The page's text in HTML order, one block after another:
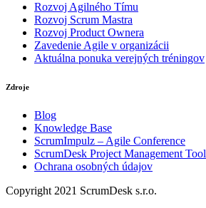
Rozvoj Agilného Tímu
Rozvoj Scrum Mastra
Rozvoj Product Ownera
Zavedenie Agile v organizácii
Aktuálna ponuka verejných tréningov
Zdroje
Blog
Knowledge Base
ScrumImpulz – Agile Conference
ScrumDesk Project Management Tool
Ochrana osobných údajov
Copyright 2021 ScrumDesk s.r.o.